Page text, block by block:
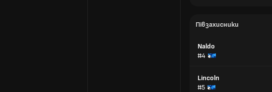
Півзахисники
Naldo
#4
Lincoln
#5